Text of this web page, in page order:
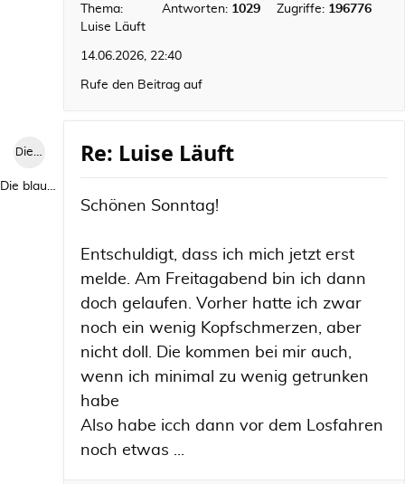
Thema:
Luise Läuft
Antworten: 1029 Zugriffe: 196776
14.06.2026, 22:40
Rufe den Beitrag auf
Die blaue Luise
Die blaue Luise
Re: Luise Läuft
Schönen Sonntag!
Entschuldigt, dass ich mich jetzt erst
melde. Am Freitagabend bin ich dann
doch gelaufen. Vorher hatte ich zwar
noch ein wenig Kopfschmerzen, aber
nicht doll. Die kommen bei mir auch,
wenn ich minimal zu wenig getrunken
habe
Also habe icch dann vor dem Losfahren
noch etwas ...